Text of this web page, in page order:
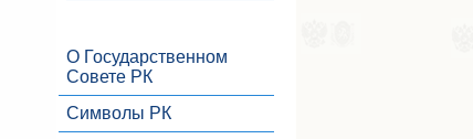
О Государственном
Совете РК
Символы РК